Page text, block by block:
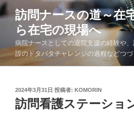
コ
ン
へ
訪問ナースの道～在
ら在宅の現場へ
病院ナースとしての退院支援の経験や
設のドタバタチャレンジの過程などつづ
投
稿
日:
2024年3月31日 投稿者: KOMORIN
訪問看護ステーショ